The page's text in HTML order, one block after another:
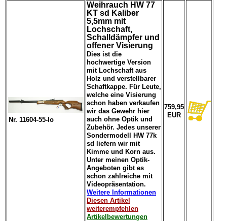
Nr. 11604-55-lo
Weihrauch HW 77
KT sd Kaliber
5,5mm mit
Lochschaft,
Schalldämpfer und
offener Visierung
Dies ist die
hochwertige Version
mit Lochschaft aus
Holz und verstellbarer
Schaftkappe. Für Leute,
welche eine Visierung
schon haben verkaufen
wir das Gewehr hier
auch ohne Optik und
Zubehör. Jedes unserer
Sondermodell HW 77k
sd liefern wir mit
Kimme und Korn aus.
Unter meinen Optik-
Angeboten gibt es
schon zahlreiche mit
Videopräsentation.
Weitere Informationen
Diesen Artikel
weiterempfehlen
Artikelbewertungen
759,95
EUR